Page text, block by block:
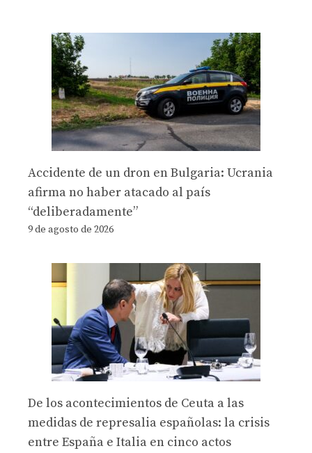
Accidente de un dron en Bulgaria: Ucrania
afirma no haber atacado al país
“deliberadamente”
9 de agosto de 2026
De los acontecimientos de Ceuta a las
medidas de represalia españolas: la crisis
entre España e Italia en cinco actos